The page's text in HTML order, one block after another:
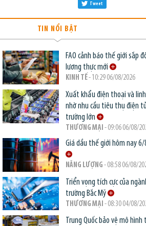
Tweet
TIN NỔI BẬT
FAO cảnh báo thế giới sắp
lương thực mới
KINH TẾ- 10:29 06/08/2026
Xuất khẩu điện thoại và
nhờ nhu cầu tiêu thụ điện
trường lớn
THƯƠNG MẠI - 09:06 06/08/
Giá dầu thế giới hôm nay 6/
NĂNG LƯỢNG - 08:58 06/08/
Triển vọng tích cực của
trường Bắc Mỹ
THƯƠNG MẠI - 08:30 04/08/
Trung Quốc bảo vệ mô